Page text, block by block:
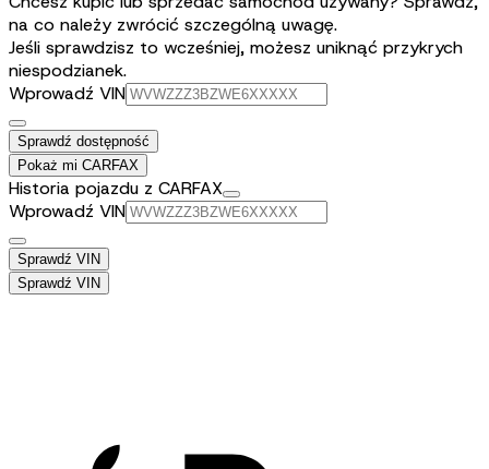
na co należy zwrócić szczególną uwagę.
Jeśli sprawdzisz to wcześniej, możesz uniknąć przykrych
niespodzianek.
Wprowadź VIN
Sprawdź dostępność
Pokaż mi CARFAX
Historia pojazdu z CARFAX
Wprowadź VIN
Sprawdź VIN
Sprawdź VIN